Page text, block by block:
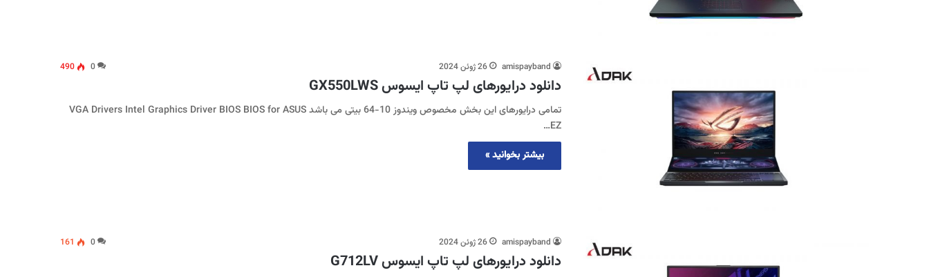
amispayband 26 ژوئن 2024 0
490
دانلود درایورهای لپ تاپ ایسوس GX550LWS
تمامی درایورهای این بخش مخصوص ویندوز 10-64 بیتی می باشد VGA Drivers Intel Graphics Driver BIOS BIOS for ASUS
EZ…
بیشتر بخوانید »
amispayband 26 ژوئن 2024 0
161
دانلود درایورهای لپ تاپ ایسوس G712LV